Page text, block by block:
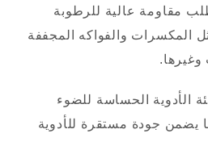
مقاومة عالية للرطوبة
المكسرات والفواكه المجففة
وغيرها.
الأدوية الحساسة للضوء
يضمن جودة مستقرة للأدوية